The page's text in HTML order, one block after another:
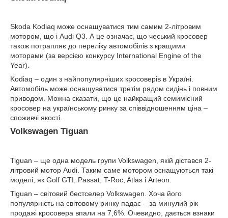
Skoda Kodiaq може оснащуватися тим самим 2-літровим
мотором, що і Audi Q3. А це означає, що чеський кросовер
також потрапляє до переліку автомобілів з кращими
моторами (за версією конкурсу International Engine of the
Year).
Kodiaq – один з найпопулярніших кросоверів в Україні.
Автомобіль може оснащуватися третім рядом сидінь і повним
приводом. Можна сказати, що це найкращий семимісний
кросовер на українському ринку за співвідношенням ціна –
споживчі якості.
Volkswagen Tiguan
Tiguan – ще одна модель групи Volkswagen, якій дістався 2-
літровий мотор Audi. Таким саме мотором оснащуються такі
моделі, як Golf GTI, Passat, T-Roc, Atlas і Arteon.
Tiguan – світовий бестселер Volkswagen. Хоча його
популярність на світовому ринку падає – за минулий рік
продажі кросовера впали на 7,6%. Очевидно, дається взнаки